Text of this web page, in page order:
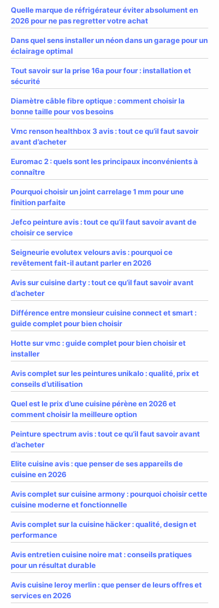
Quelle marque de réfrigérateur éviter absolument en
2026 pour ne pas regretter votre achat
Dans quel sens installer un néon dans un garage pour un
éclairage optimal
Tout savoir sur la prise 16a pour four : installation et
sécurité
Diamètre câble fibre optique : comment choisir la
bonne taille pour vos besoins
Vmc renson healthbox 3 avis : tout ce qu’il faut savoir
avant d’acheter
Euromac 2 : quels sont les principaux inconvénients à
connaître
Pourquoi choisir un joint carrelage 1 mm pour une
finition parfaite
Jefco peinture avis : tout ce qu’il faut savoir avant de
choisir ce service
Seigneurie evolutex velours avis : pourquoi ce
revêtement fait-il autant parler en 2026
Avis sur cuisine darty : tout ce qu’il faut savoir avant
d’acheter
Différence entre monsieur cuisine connect et smart :
guide complet pour bien choisir
Hotte sur vmc : guide complet pour bien choisir et
installer
Avis complet sur les peintures unikalo : qualité, prix et
conseils d’utilisation
Quel est le prix d’une cuisine pérène en 2026 et
comment choisir la meilleure option
Peinture spectrum avis : tout ce qu’il faut savoir avant
d’acheter
Elite cuisine avis : que penser de ses appareils de
cuisine en 2026
Avis complet sur cuisine armony : pourquoi choisir cette
cuisine moderne et fonctionnelle
Avis complet sur la cuisine häcker : qualité, design et
performance
Avis entretien cuisine noire mat : conseils pratiques
pour un résultat durable
Avis cuisine leroy merlin : que penser de leurs offres et
services en 2026